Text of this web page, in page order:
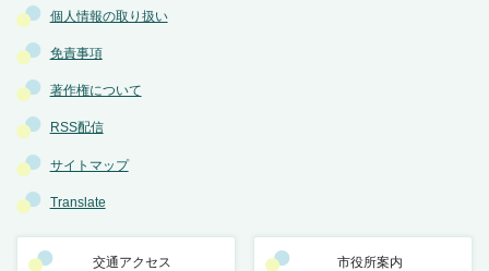
個人情報の取り扱い
免責事項
著作権について
RSS配信
サイトマップ
Translate
交通アクセス 市役所案内